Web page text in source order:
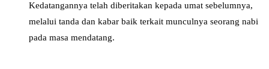
Kedatangannya telah diberitakan kepada umat sebelumnya,
melalui tanda dan kabar baik terkait munculnya seorang nabi
pada masa mendatang.